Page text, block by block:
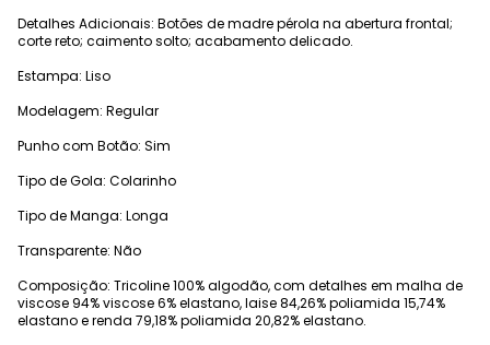
Detalhes Adicionais: Botões de madre pérola na abertura frontal;
corte reto; caimento solto; acabamento delicado.
Estampa: Liso
Modelagem: Regular
Punho com Botão: Sim
Tipo de Gola: Colarinho
Tipo de Manga: Longa
Transparente: Não
Composição: Tricoline 100% algodão, com detalhes em malha de
viscose 94% viscose 6% elastano, laise 84,26% poliamida 15,74%
elastano e renda 79,18% poliamida 20,82% elastano.